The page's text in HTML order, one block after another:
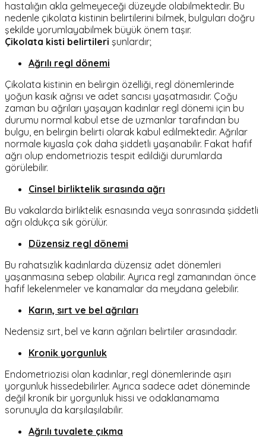
hastalığın akla gelmeyeceği düzeyde olabilmektedir. Bu
nedenle çikolata kistinin belirtilerini bilmek, bulguları doğru
şekilde yorumlayabilmek büyük önem taşır.
Çikolata kisti belirtileri şunlardır;
Ağrılı regl dönemi
Çikolata kistinin en belirgin özelliği, regl dönemlerinde
yoğun kasık ağrısı ve adet sancısı yaşatmasıdır. Çoğu
zaman bu ağrıları yaşayan kadınlar regl dönemi için bu
durumu normal kabul etse de uzmanlar tarafından bu
bulgu, en belirgin belirti olarak kabul edilmektedir. Ağrılar
normale kıyasla çok daha şiddetli yaşanabilir. Fakat hafif
ağrı olup endometriozis tespit edildiği durumlarda
görülebilir.
Cinsel birliktelik sırasında ağrı
Bu vakalarda birliktelik esnasında veya sonrasında şiddetli
ağrı oldukça sık görülür.
Düzensiz regl dönemi
Bu rahatsızlık kadınlarda düzensiz adet dönemleri
yaşanmasına sebep olabilir. Ayrıca regl zamanından önce
hafif lekelenmeler ve kanamalar da meydana gelebilir.
Karın, sırt ve bel ağrıları
Nedensiz sırt, bel ve karın ağrıları belirtiler arasındadır.
Kronik yorgunluk
Endometriozisi olan kadınlar, regl dönemlerinde aşırı
yorgunluk hissedebilirler. Ayrıca sadece adet döneminde
değil kronik bir yorgunluk hissi ve odaklanamama
sorunuyla da karşılaşılabilir.
Ağrılı tuvalete çıkma